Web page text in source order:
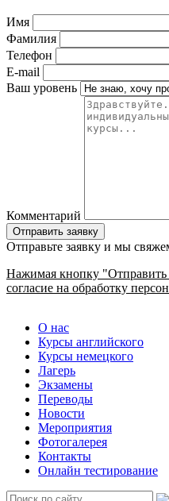
Имя
Фамилия
Телефон
E-mail
Ваш уровень
Комментарий
Отправьте заявку и мы
Нажимая кнопку "Отправить
согласие на обработку
О нас
Курсы английского
Курсы немецкого
Лагерь
Экзамены
Переводы
Новости
Мероприятия
Фотогалерея
Контакты
Онлайн тестирование